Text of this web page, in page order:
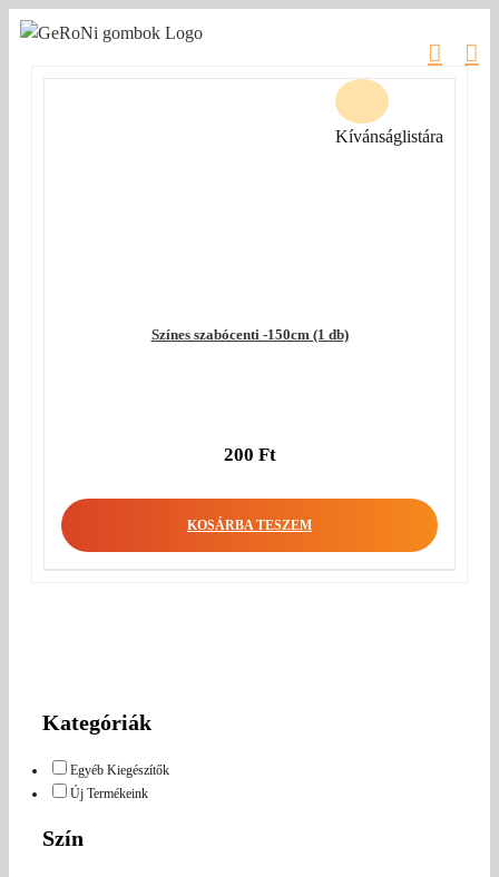
Kihagyás
Színes szabócenti -150cm (1 db)
200 Ft
KOSÁRBA TESZEM
Kívánságlistára
Kategóriák
Egyéb Kiegészítők
Új Termékeink
Szín